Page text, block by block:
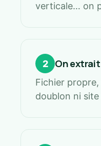
verticale… on
2 On
Fichier propre,
doublon ni